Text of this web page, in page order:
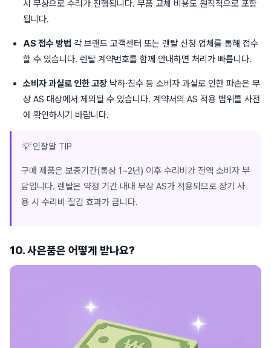
시 무상으로 수리가 진행됩니다. 부품 교체 비용도 원칙적으로 포함
됩니다.
AS 접수 방법 각 브랜드 고객센터 또는 렌탈 신청 업체를 통해 접수
할 수 있습니다. 렌탈 계약번호를 함께 안내하면 처리가 빠릅니다.
소비자 과실로 인한 고장 낙하·침수 등 소비자 과실로 인한 파손은 무
상 AS 대상에서 제외될 수 있습니다. 계약서의 AS 적용 범위를 사전
에 확인하시기 바랍니다.
💡 인잘알 TIP
구매 제품은 보증기간(통상 1~2년) 이후 수리비가 전액 소비자 부
담입니다. 렌탈은 약정 기간 내내 무상 AS가 적용되므로 장기 사
용 시 수리비 절감 효과가 큽니다.
10. 사은품은 어떻게 받나요?